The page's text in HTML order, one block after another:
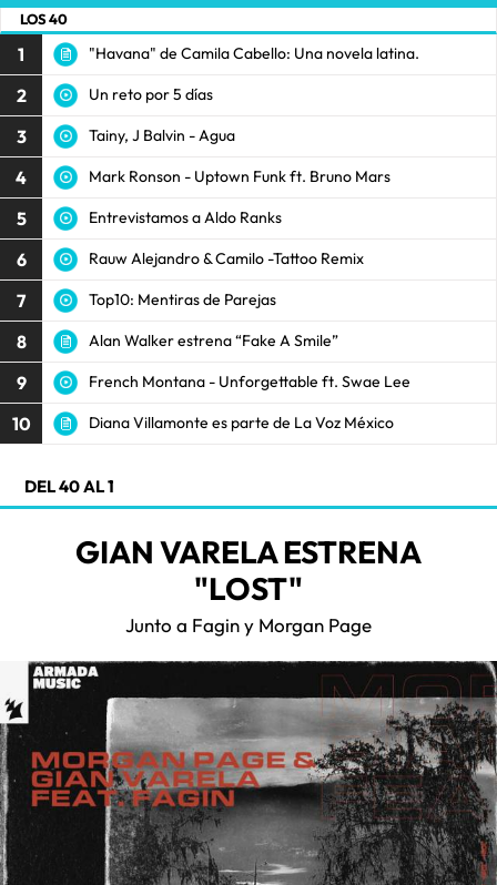
LOS 40
1 "Havana" de Camila Cabello: Una novela latina.
2 Un reto por 5 días
3 Tainy, J Balvin - Agua
4 Mark Ronson - Uptown Funk ft. Bruno Mars
5 Entrevistamos a Aldo Ranks
6 Rauw Alejandro & Camilo -Tattoo Remix
7 Top10: Mentiras de Parejas
8 Alan Walker estrena “Fake A Smile”
9 French Montana - Unforgettable ft. Swae Lee
10 Diana Villamonte es parte de La Voz México
DEL 40 AL 1
GIAN VARELA ESTRENA
"LOST"
Junto a Fagin y Morgan Page